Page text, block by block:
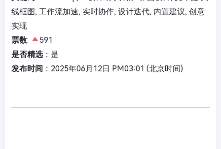
线框图, 工作流加速, 实时协作, 设计迭代, 内置建议, 创意
实现
票数:
591
是否精选：是
发布时间 ：2025年06月12日 PM03:01 (北京时间)